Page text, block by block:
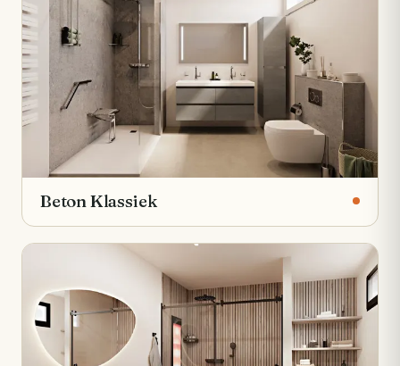
Beton Klassiek